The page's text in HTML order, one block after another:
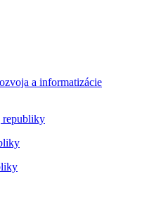
a informatizácie
republiky